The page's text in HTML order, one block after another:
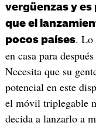
vergüenzas y es
que el
pocos países. Lo
en casa para
Necesita que su
potencial en este
el móvil triplegable
decida a lanzarlo a